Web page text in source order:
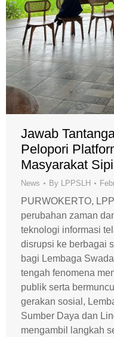
Jawab
Pelopori
Masyarakat Sipil
News By LPPSLH
PURWOKERTO,
perubahan zaman
teknologi informasi
disrupsi ke berbagai
bagi Lembaga
tengah fenomena
publik serta
gerakan sosial,
Sumber Daya dan
mengambil langkah